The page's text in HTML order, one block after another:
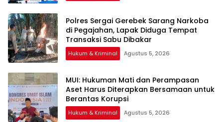
Polres Sergai Gerebek Sarang Narkoba
di Pegajahan, Lapak Diduga Tempat
Transaksi Sabu Dibakar
Hukum & Kriminal Agustus 5, 2026
‎MUI: Hukuman Mati dan Perampasan
Aset Harus Diterapkan Bersamaan untuk
Hukum & Kriminal Agustus 5, 2026